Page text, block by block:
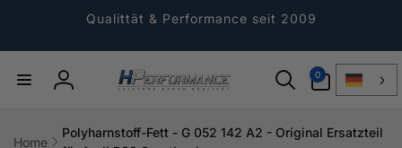
Qualittät & Performance seit 2009
Einloggen
0
Artikel
Home
Polyharnstoff-Fett - G 052 142 A2 - Original Ersatzteil